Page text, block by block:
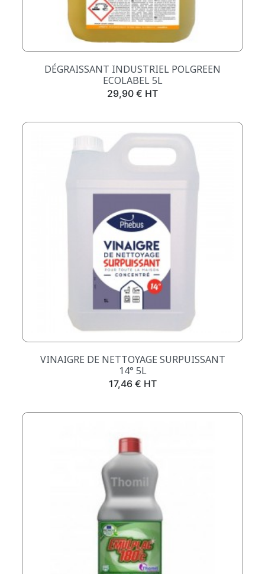
DÉGRAISSANT INDUSTRIEL POLGREEN
ECOLABEL 5L
Prix
29,90 € HT
VINAIGRE DE NETTOYAGE SURPUISSANT
14° 5L
Prix
17,46 € HT